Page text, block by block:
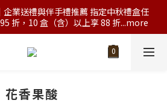
業送禮與伴手禮推薦 指定中秋禮盒任
折，10 盒（含）以上享 88 折...more
花香果酸